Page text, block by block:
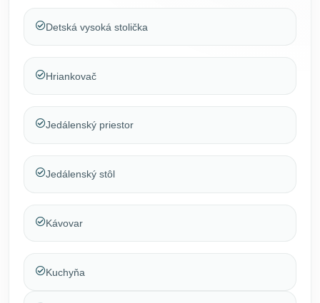
Detská vysoká stolička
Hriankovač
Jedálenský priestor
Jedálenský stôl
Kávovar
Kuchyňa